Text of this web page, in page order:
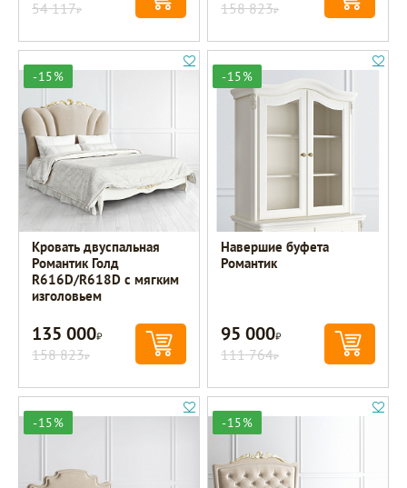
54 117Р 158 823Р
-15%
Кровать двуспальная
Романтик Голд
R616D/R618D с мягким
изголовьем
135 000Р
158 823Р
-15%
Навершие буфета
Романтик
95 000Р
111 764Р
-15% -15%